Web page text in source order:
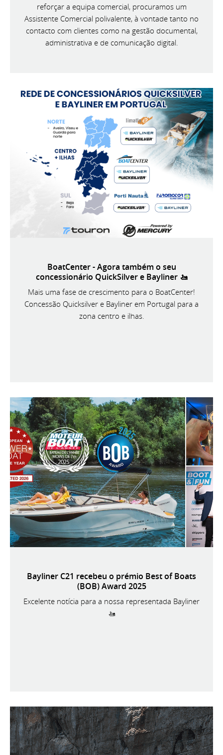
reforçar a equipa comercial, procuramos um
Assistente Comercial polivalente, à vontade tanto no
contacto com clientes como na gestão documental,
administrativa e de comunicação digital.
BoatCenter - Agora também o seu
concessionário QuickSilver e Bayliner 🚤
Mais uma fase de crescimento para o BoatCenter!
Concessão Quicksilver e Bayliner em Portugal para a
zona centro e ilhas.
Bayliner C21 recebeu o prémio Best of Boats
(BOB) Award 2025
Excelente notícia para a nossa representada Bayliner
🚤